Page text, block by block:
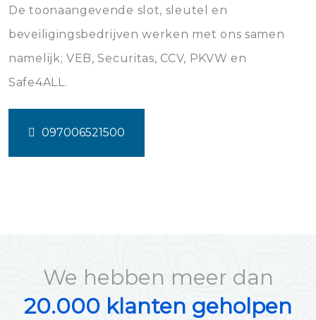
De toonaangevende slot, sleutel en
beveiligingsbedrijven werken met ons samen
namelijk; VEB, Securitas, CCV, PKVW en
Safe4ALL.
097006521500
We hebben meer dan
20.000 klanten geholpen